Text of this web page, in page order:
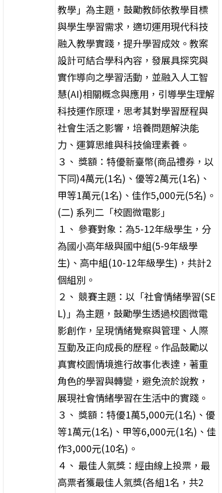
教學」為主題，鼓勵教師依教學目標
與學生學習需求，適切運用現代科技
融入教學實踐，提升學習成效。教案
設計可結合學科內容，發展具探究與
實作導向之學習活動，並融入人工智
慧(AI)相關概念與應用，引導學生理解
科技運作原理，思考其對學習歷程與
社會生活之影響，培養問題解決能
力、運算思維與科技倫理素養。
３、 獎額：特優新臺幣(商品禮券，以
下同)4萬元(1名)、優等2萬元(1名)、
甲等1萬元(1名)、佳作5,000元(5名)。
(二) 系列二「校園微電影」
１、 參賽對象：為5-12年級學生，分
為國小高年級與國中組(5-9年級學
生)、高中組(10-12年級學生)，共計2
個組別。
２、 競賽主題：以「社會情緒學習(SE
L)」為主題，鼓勵學生透過校園微電
影創作，呈現情緒覺察與管理、人際
互動及正向成長的歷程。作品鼓勵以
真實校園情境進行故事化表達，著重
角色的學習與轉變，避免流於說教，
展現社會情緒學習在生活中的實踐。
３、 獎額：特優1萬5,000元(1名)、優
等1萬元(1名)、甲等6,000元(1名)、佳
作3,000元(10名)。
４、 最佳人氣獎：經由線上投票，最
高票者獲最佳人氣獎(各組1名，共2